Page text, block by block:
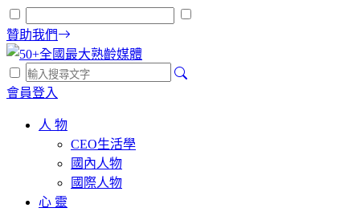
贊助我們
會員登入
人 物
CEO生活學
國內人物
國際人物
心 靈